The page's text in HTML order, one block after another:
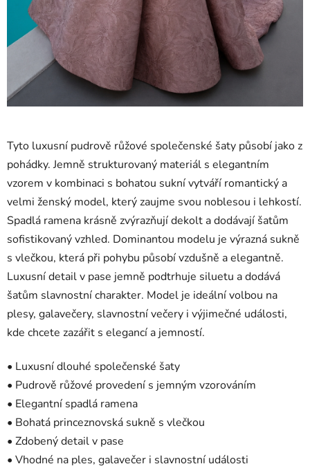
Tyto luxusní pudrově růžové společenské šaty působí jako z
pohádky. Jemně strukturovaný materiál s elegantním
vzorem v kombinaci s bohatou sukní vytváří romantický a
velmi ženský model, který zaujme svou noblesou i lehkostí.
Spadlá ramena krásně zvýrazňují dekolt a dodávají šatům
sofistikovaný vzhled. Dominantou modelu je výrazná sukně
s vlečkou, která při pohybu působí vzdušně a elegantně.
Luxusní detail v pase jemně podtrhuje siluetu a dodává
šatům slavnostní charakter. Model je ideální volbou na
plesy, galavečery, slavnostní večery i výjimečné události,
kde chcete zazářit s elegancí a jemností.
• Luxusní dlouhé společenské šaty
• Pudrově růžové provedení s jemným vzorováním
• Elegantní spadlá ramena
• Bohatá princeznovská sukně s vlečkou
• Zdobený detail v pase
• Vhodné na ples, galavečer i slavnostní události